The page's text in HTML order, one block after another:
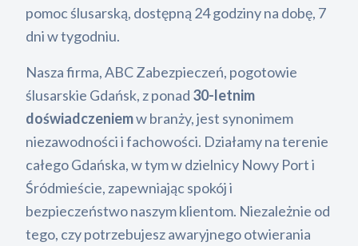
pomoc ślusarską, dostępną 24 godziny na dobę, 7
dni w tygodniu.
Nasza firma, ABC Zabezpieczeń, pogotowie
ślusarskie Gdańsk, z ponad 30-letnim
doświadczeniemw branży, jest synonimem
niezawodności i fachowości. Działamy na terenie
całego Gdańska, w tym w dzielnicy Nowy Port i
Śródmieście, zapewniając spokój i
bezpieczeństwo naszym klientom. Niezależnie od
tego, czy potrzebujesz awaryjnego otwierania